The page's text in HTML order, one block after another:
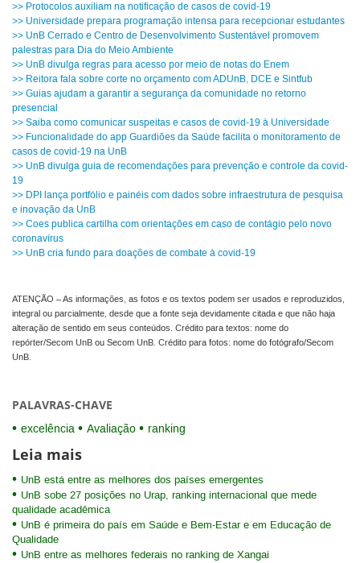
>> Protocolos auxiliam na notificação de casos de covid-19
>> Universidade prepara programação intensa para recepcionar estudantes
>> UnB Cerrado e Centro de Desenvolvimento Sustentável promovem
palestras para Dia do Meio Ambiente
>> UnB divulga regras para acesso por meio de notas do Enem
>> Reitora fala sobre corte no orçamento com ADUnB, DCE e Sintfub
>> Guias ajudam a garantir a segurança da comunidade no retorno
presencial
>> Saiba como comunicar suspeitas e casos de covid-19 à Universidade
>> Funcionalidade do app Guardiões da Saúde facilita o monitoramento de
casos de covid-19 na UnB
>> UnB divulga guia de recomendações para prevenção e controle da covid-
19
>> DPI lança portfólio e painéis com dados sobre infraestrutura de pesquisa
e inovação da UnB
>> Coes publica cartilha com orientações em caso de contágio pelo novo
coronavírus
>> UnB cria fundo para doações de combate à covid-19
ATENÇÃO – As informações, as fotos e os textos podem ser usados e reproduzidos,
integral ou parcialmente, desde que a fonte seja devidamente citada e que não haja
alteração de sentido em seus conteúdos. Crédito para textos: nome do
repórter/Secom UnB ou Secom UnB. Crédito para fotos: nome do fotógrafo/Secom
UnB.
PALAVRAS-CHAVE
excelência Avaliação ranking
Leia mais
UnB está entre as melhores dos países emergentes
UnB sobe 27 posições no Urap, ranking internacional que mede
qualidade acadêmica
UnB é primeira do país em Saúde e Bem-Estar e em Educação de
Qualidade
UnB entre as melhores federais no ranking de Xangai